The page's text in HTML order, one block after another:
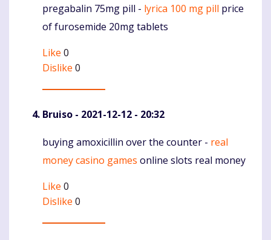
Komentaras
pregabalin 75mg pill - lyrica 100 mg pill price
of furosemide 20mg tablets
Like 0
Dislike 0
Bruiso - 2021-12-12 - 20:32
Komentaras
buying amoxicillin over the counter - real
money casino games online slots real money
Like 0
Dislike 0